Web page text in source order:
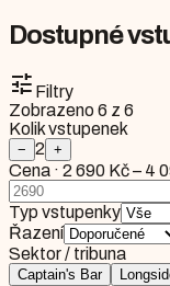
Dostupné
tune Filtry
Zobrazeno6 z 6
Kolik vstupenek
− 2 +
Cena · 2 690 Kč– 4
Typ vstupenky
Řazení
Sektor / tribuna
Captain's Bar